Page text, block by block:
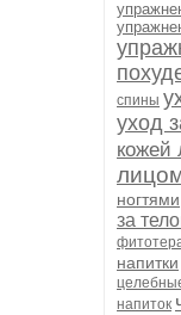
спины
уход
кожей
ногтями
за
напитки
напиток